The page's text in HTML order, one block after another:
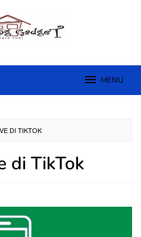
MENU
DI TIKTOK
di TikTok